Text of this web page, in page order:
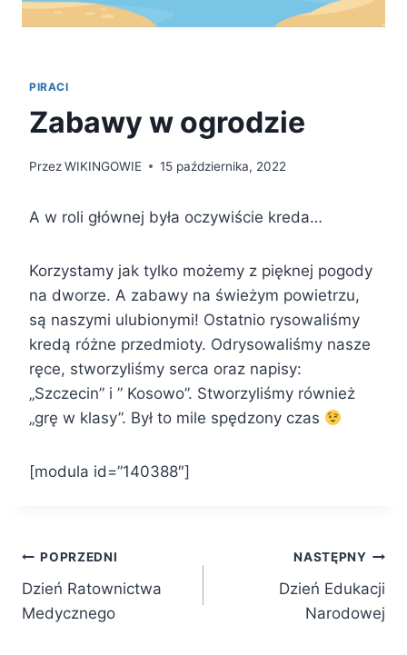
PIRACI
Zabawy w ogrodzie
PrzezWIKINGOWIE 15 października, 2022
A w roli głównej była oczywiście kreda…
Korzystamy jak tylko możemy z pięknej pogody
na dworze. A zabawy na świeżym powietrzu,
są naszymi ulubionymi! Ostatnio rysowaliśmy
kredą różne przedmioty. Odrysowaliśmy nasze
ręce, stworzyliśmy serca oraz napisy:
„Szczecin” i ” Kosowo”. Stworzyliśmy również
„grę w klasy”. Był to mile spędzony czas
[modula id=”140388″]
Nawigacja
wpisu
POPRZEDNI
Dzień Ratownictwa
Medycznego
NASTĘPNY
Dzień Edukacji
Narodowej